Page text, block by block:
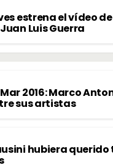
estrena el vídeo
Luis Guerra
2016: Marco
sus artistas
hubiera querido